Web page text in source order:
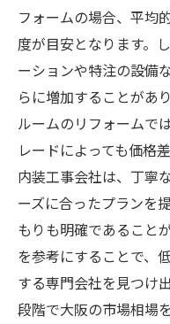
フォームの場合、平均
度が目安となります。
ーションや特注の設備
らに増加することがあ
ルームのリフォームで
レードによっても価格
内装工事会社は、丁寧
ーズに合ったプランを
もりも明確であること
を参考にすることで、
する専門会社を見つけ
段階で大阪の市場相場